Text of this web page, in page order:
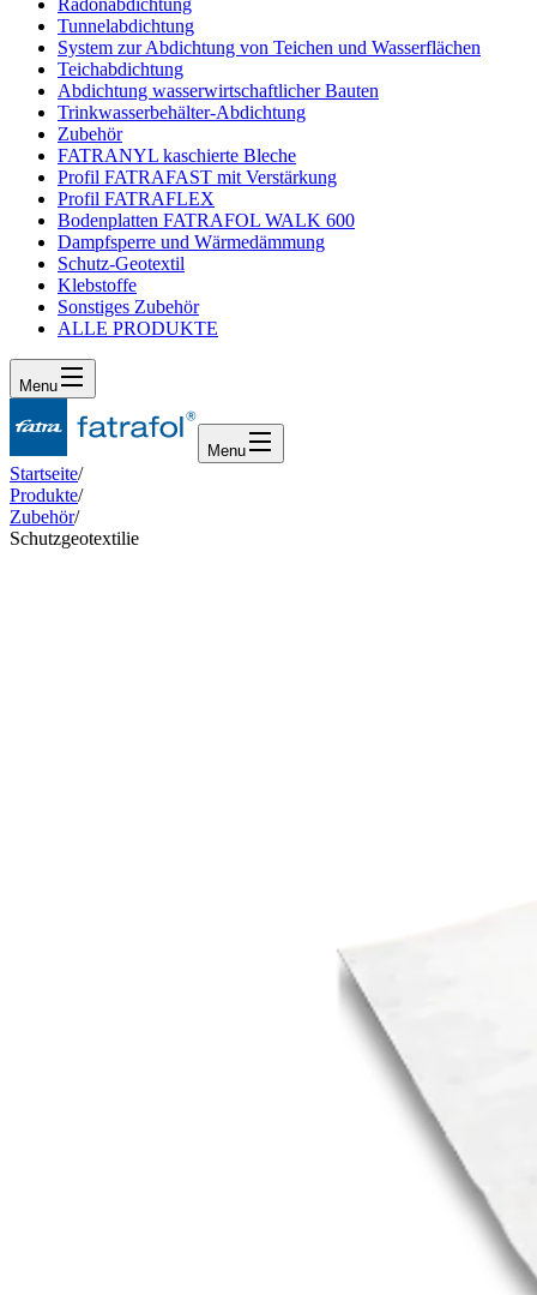
Radonabdichtung
Tunnelabdichtung
System zur Abdichtung von Teichen und Wasserflächen
Teichabdichtung
Abdichtung wasserwirtschaftlicher Bauten
Trinkwasserbehälter-Abdichtung
Zubehör
FATRANYL kaschierte Bleche
Profil FATRAFAST mit Verstärkung
Profil FATRAFLEX
Bodenplatten FATRAFOL WALK 600
Dampfsperre und Wärmedämmung
Schutz-Geotextil
Klebstoffe
Sonstiges Zubehör
ALLE PRODUKTE
Menu
Menu
Startseite/
Produkte/
Zubehör/
Schutzgeotextilie